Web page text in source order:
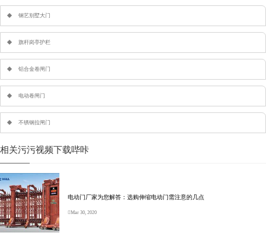
钢艺别墅大门
旗杆岗亭护栏
铝合金卷闸门
电动卷闸门
不锈钢拉闸门
相关污污视频下载哔咔
电动门厂家为您解答：选购伸缩电动门需注意的几点
Mar 30, 2020